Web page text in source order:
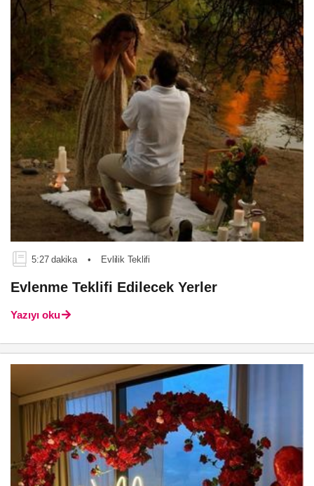
5:27 dakika • Evlilik Teklifi
Evlenme Teklifi Edilecek Yerler
Yazıyı oku